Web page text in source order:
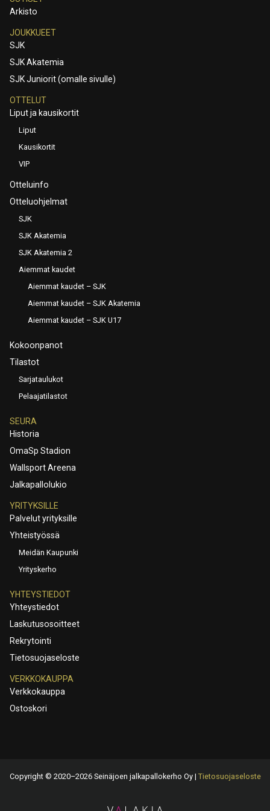
Arkisto
JOUKKUEET
SJK
SJK Akatemia
SJK Juniorit (omalle sivulle)
OTTELUT
Liput ja kausikortit
Liput
Kausikortit
VIP
Otteluinfo
Otteluohjelmat
SJK
SJK Akatemia
SJK Akatemia 2
Aiemmat kaudet
Aiemmat kaudet – SJK
Aiemmat kaudet – SJK Akatemia
Aiemmat kaudet – SJK U17
Kokoonpanot
Tilastot
Sarjataulukot
Pelaajatilastot
SEURA
Historia
OmaSp Stadion
Wallsport Areena
Jalkapallolukio
YRITYKSILLE
Palvelut yrityksille
Yhteistyössä
Meidän Kaupunki
Yrityskerho
YHTEYSTIEDOT
Yhteystiedot
Laskutusosoitteet
Rekrytointi
Tietosuojaseloste
VERKKOKAUPPA
Verkkokauppa
Ostoskori
Copyright © 2020–2026 Seinäjoen jalkapallokerho Oy | Tietosuojaseloste